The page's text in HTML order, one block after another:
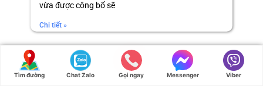
vừa được công bố sẽ
Chi tiết »
Tìm đường Chat Zalo Gọi ngay Messenger Viber